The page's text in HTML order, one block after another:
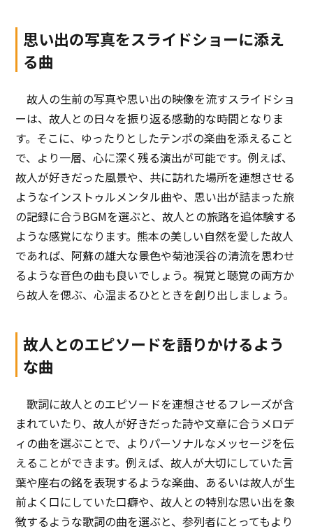
思い出の写真をスライドショーに添え
る曲
故人の生前の写真や思い出の映像を流すスライドショ
ーは、故人との日々を振り返る感動的な時間となりま
す。そこに、ゆったりとしたテンポの楽曲を添えること
で、より一層、心に深く残る演出が可能です。例えば、
故人が好きだった風景や、共に訪れた場所を連想させる
ようなインストゥルメンタル曲や、思い出が詰まった旅
の記録に合うBGMを選ぶと、故人との旅路を追体験する
ような感覚になります。熊本の美しい自然を愛した故人
であれば、阿蘇の雄大な景色や菊池渓谷の清流を思わせ
るような音色の曲も良いでしょう。視覚と聴覚の両方か
ら故人を偲ぶ、心温まるひとときを創り出しましょう。
故人とのエピソードを語りかけるよう
な曲
歌詞に故人とのエピソードを連想させるフレーズが含
まれていたり、故人が好きだった詩や文章に合うメロデ
ィの曲を選ぶことで、よりパーソナルなメッセージを伝
えることができます。例えば、故人が大切にしていた言
葉や座右の銘を表現するような楽曲、あるいは故人が生
前よく口にしていた口癖や、故人との特別な思い出を象
徴するような歌詞の曲を選ぶと、参列者にとってもより